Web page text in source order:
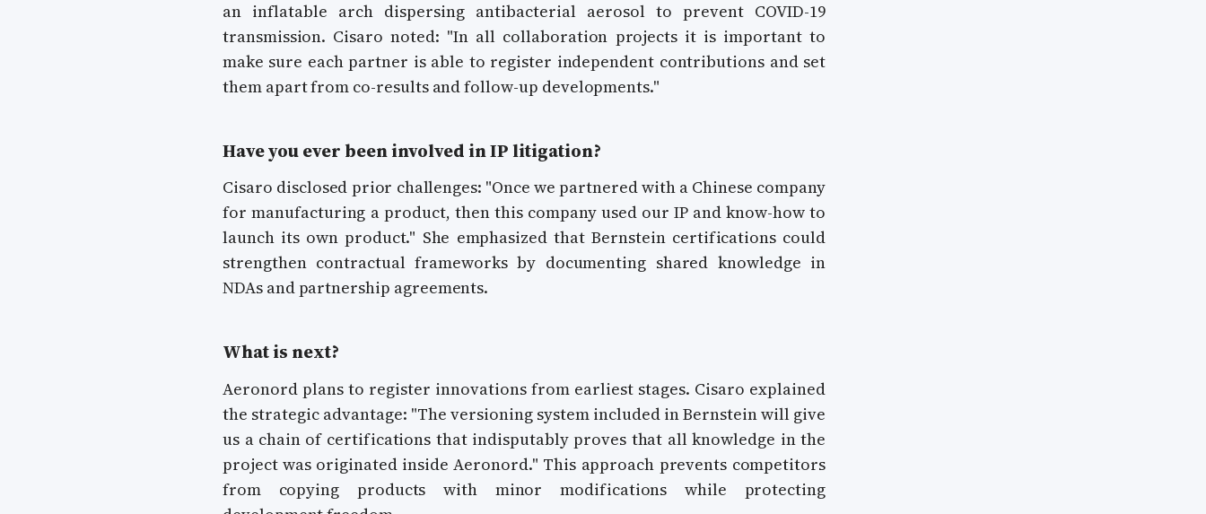
an inflatable arch dispersing antibacterial aerosol to prevent COVID-19
transmission. Cisaro noted: "In all collaboration projects it is important to
make sure each partner is able to register independent contributions and set
them apart from co-results and follow-up developments."
Have you ever been involved in IP litigation?
Cisaro disclosed prior challenges: "Once we partnered with a Chinese company
for manufacturing a product, then this company used our IP and know-how to
launch its own product." She emphasized that Bernstein certifications could
strengthen contractual frameworks by documenting shared knowledge in
NDAs and partnership agreements.
What is next?
Aeronord plans to register innovations from earliest stages. Cisaro explained
the strategic advantage: "The versioning system included in Bernstein will give
us a chain of certifications that indisputably proves that all knowledge in the
project was originated inside Aeronord." This approach prevents competitors
from copying products with minor modifications while protecting